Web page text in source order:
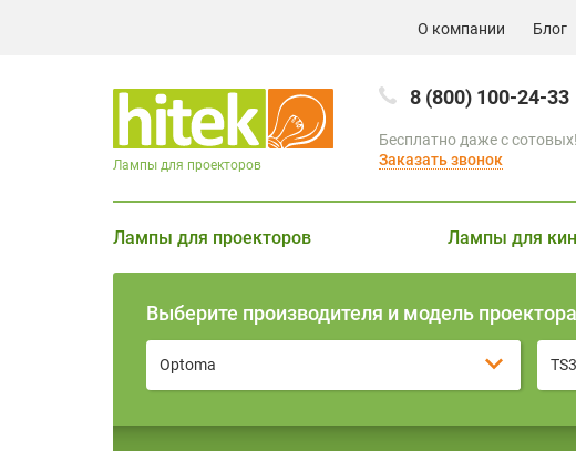
О компании Блог
8 (800) 100-24-33
Бесплатно даже с сотовых!
Заказать звонок
Лампы для проекторов
Лампы для проекторов Лампы для
Выберите производителя и модель проектора
Optoma